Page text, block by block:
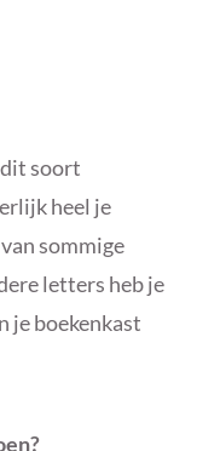
soort
heel je
sommige
letters heb je
je boekenkast